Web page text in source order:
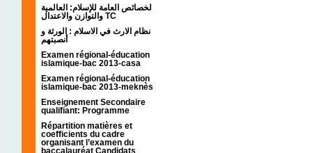
لخصائص العامة للإسلام: العالمية
والتوازن والاعتدال TC
نظام الارث في الاسلام : الورثة و
أنصبتهم
Examen régional-éducation
islamique-bac 2013-casa
Examen régional-éducation
islamique-bac 2013-meknès
Enseignement Secondaire
qualifiant: Programme
Répartition matières et
coefficients du cadre
organisant l’examen du
baccalauréat Candidats